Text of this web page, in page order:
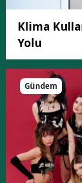
Klima
Yolu
Gündem